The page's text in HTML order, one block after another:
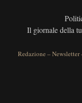
Il giornale della
Redazione –Newsletter